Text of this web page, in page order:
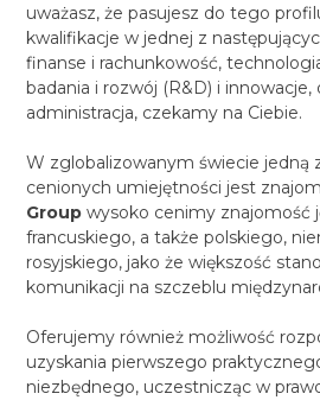
uważasz, że pasujesz do tego
kwalifikacje w jednej z
finanse i rachunkowość,
badania i rozwój (R&D) i innowacje,
administracja, czekamy na Ciebie.
W zglobalizowanym świecie jedną
cenionych umiejętności jest
Group wysoko cenimy znajomość
francuskiego, a także polskiego,
rosyjskiego, jako że większość
komunikacji na szczeblu
Oferujemy również możliwość
uzyskania pierwszego
niezbędnego, uczestnicząc w